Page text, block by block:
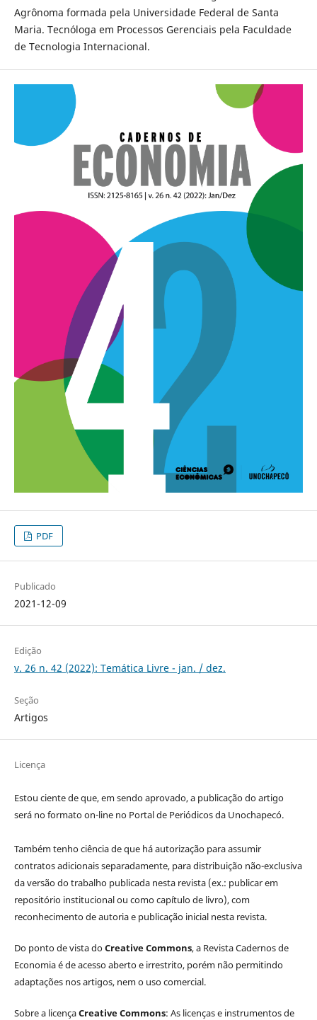
Agrônoma formada pela Universidade Federal de Santa
Maria. Tecnóloga em Processos Gerenciais pela Faculdade
de Tecnologia Internacional.
PDF
Publicado
2021-12-09
Edição
v. 26 n. 42 (2022): Temática Livre - jan. / dez.
Seção
Artigos
Licença
Estou ciente de que, em sendo aprovado, a publicação do artigo
será no formato on-line no Portal de Periódicos da Unochapecó.
Também tenho ciência de que há autorização para assumir
contratos adicionais separadamente, para distribuição não-exclusiva
da versão do trabalho publicada nesta revista (ex.: publicar em
repositório institucional ou como capítulo de livro), com
reconhecimento de autoria e publicação inicial nesta revista.
Do ponto de vista doCreative Commons, a Revista Cadernos de
Economia é de acesso aberto e irrestrito, porém não permitindo
adaptações nos artigos, nem o uso comercial.
Sobre a licençaCreative Commons: As licenças e instrumentos de